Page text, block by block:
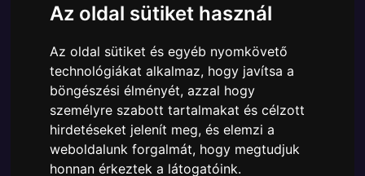
Az oldal sütiket használ
Az oldal sütiket és egyéb nyomkövető
technológiákat alkalmaz, hogy javítsa a
böngészési élményét, azzal hogy
személyre szabott tartalmakat és célzott
hirdetéseket jelenít meg, és elemzi a
weboldalunk forgalmát, hogy megtudjuk
honnan érkeztek a látogatóink.
Ára:6890 Ft
A Funko POP - Movies egyik népszerű terméke a
Funko - Movies Jurassic World Dilophosaurus gyűjtői
vinyl karakter, amely ablakos csomagolásban azaz -
POP In a Box - várja új gazdáját.
TOVÁBB A VÁSÁRLÁSRA